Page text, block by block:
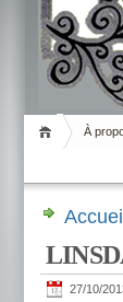
À
Accueil
27/10/